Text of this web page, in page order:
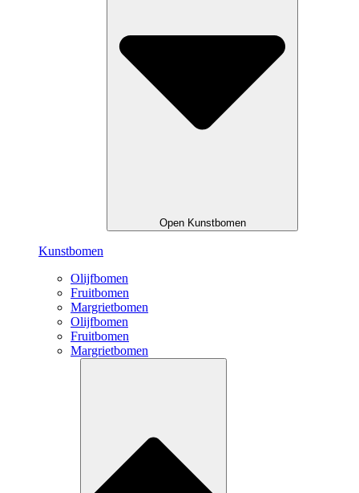
Open Kunstbomen
Kunstbomen
Olijfbomen
Fruitbomen
Margrietbomen
Olijfbomen
Fruitbomen
Margrietbomen